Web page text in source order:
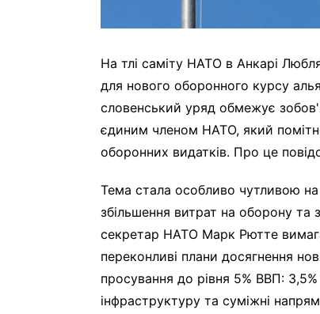
На тлі саміту НАТО в Анкарі
для нового оборонного курсу
словенський уряд обмежує
єдиним членом НАТО, який
оборонних видатків. Про це
Тема стала особливо чутливою
збільшення витрат на оборону
секретар НАТО Марк Рютте
переконливі плани досягнення
просування до рівня 5% ВВП:
інфраструктуру та суміжні